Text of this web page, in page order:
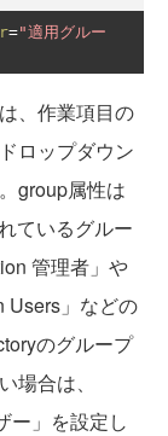
="適用グルー
、作業項目の
ロップダウン
group属性は
ているグルー
管理者」や
Users」などの
のグループ
場合は、
ー」を設定し